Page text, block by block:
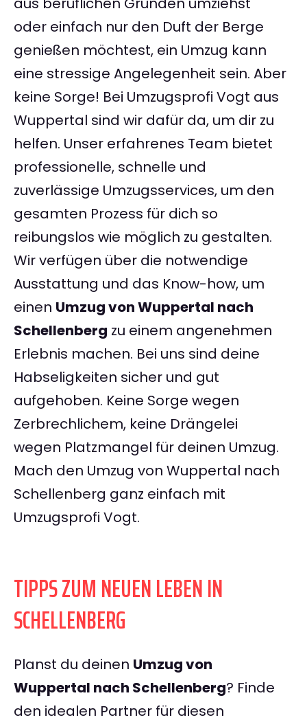
oder einfach nur den Duft der Berge
genießen möchtest, ein Umzug kann
eine stressige Angelegenheit sein. Aber
keine Sorge! Bei Umzugsprofi Vogt aus
Wuppertal sind wir dafür da, um dir zu
helfen. Unser erfahrenes Team bietet
professionelle, schnelle und
zuverlässige Umzugsservices, um den
gesamten Prozess für dich so
reibungslos wie möglich zu gestalten.
Wir verfügen über die notwendige
Ausstattung und das Know-how, um
einen Umzug von Wuppertal nach
Schellenberg zu einem angenehmen
Erlebnis machen. Bei uns sind deine
Habseligkeiten sicher und gut
aufgehoben. Keine Sorge wegen
Zerbrechlichem, keine Drängelei
wegen Platzmangel für deinen Umzug.
Mach den Umzug von Wuppertal nach
Schellenberg ganz einfach mit
Umzugsprofi Vogt.
TIPPS ZUM NEUEN LEBEN IN
SCHELLENBERG
Planst du deinen Umzug von
Wuppertal nach Schellenberg? Finde
den idealen Partner für diesen